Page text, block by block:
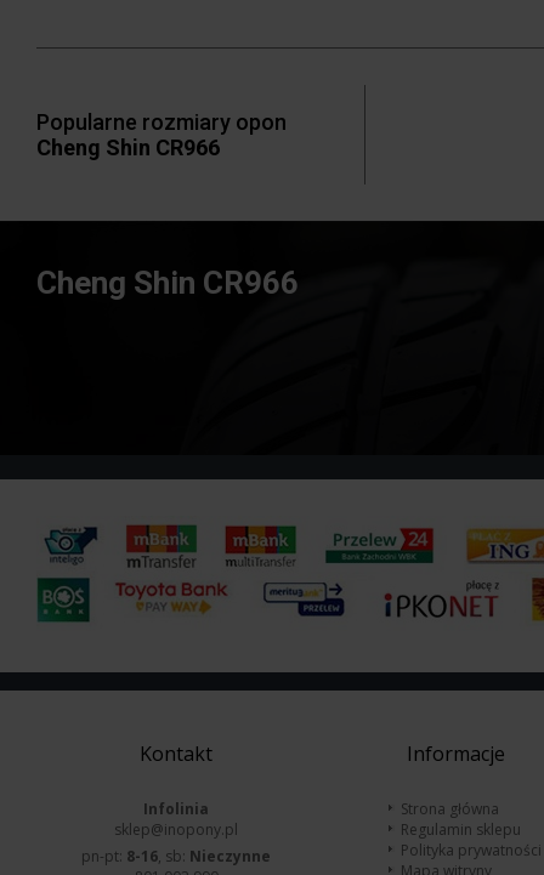
Popularne rozmiary opon
Cheng Shin CR966
Cheng Shin CR966
Kontakt
Infolinia
sklep@inopony.pl
pn-pt: 8-16, sb: Nieczynne
Informacje
Strona główna
Regulamin sklepu
Polityka prywatności
Mapa witryny